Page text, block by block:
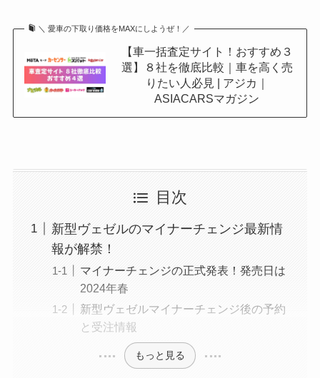
＼ 愛車の下取り価格をMAXにしようぜ！／
【車一括査定サイト！おすすめ３
選】８社を徹底比較｜車を高く売
りたい人必見 | アジカ｜
ASIACARSマガジン
目次
新型ヴェゼルのマイナーチェンジ最新情
報が解禁！
マイナーチェンジの正式発表！発売日は
2024年春
新型ヴェゼルマイナーチェンジ後の予約
と受注情報
もっと見る